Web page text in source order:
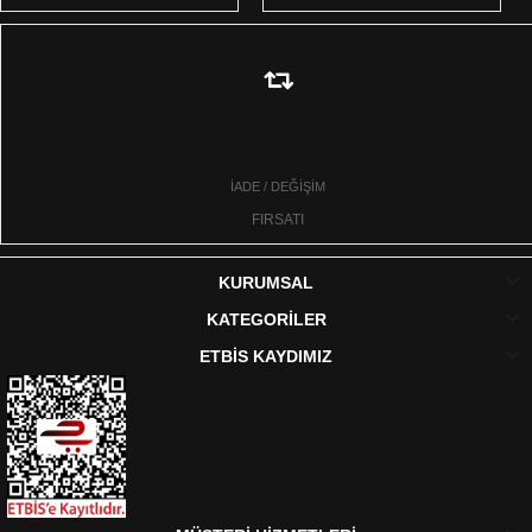
İADE / DEĞİŞİM
FIRSATI
KURUMSAL
KATEGORİLER
ETBİS KAYDIMIZ